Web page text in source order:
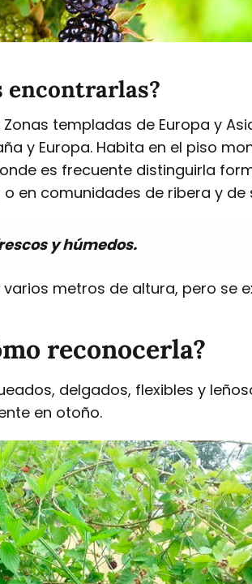
encontrarlas?
templadas de Europa y
y Europa. Habita en el piso
es frecuente distinguirla
en comunidades de ribera y de
y húmedos.
metros de altura, pero se
reconocerla?
delgados, flexibles y
en otoño.